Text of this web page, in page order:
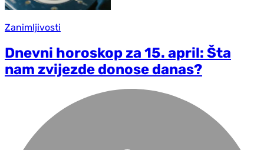
Zanimljivosti
Dnevni horoskop za 15. april: Šta
nam zvijezde donose danas?